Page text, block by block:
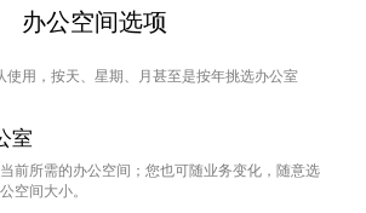
办公空间选项
使用，按天、星期、月甚至是按年挑选办公室
室
前所需的办公空间；您也可随业务变化，随意选
空间大小。